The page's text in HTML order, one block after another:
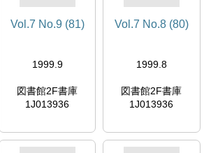
Vol.7 No.9 (81)
1999.9
図書館2F書庫
1J013936
Vol.7 No.8 (80)
1999.8
図書館2F書庫
1J013936